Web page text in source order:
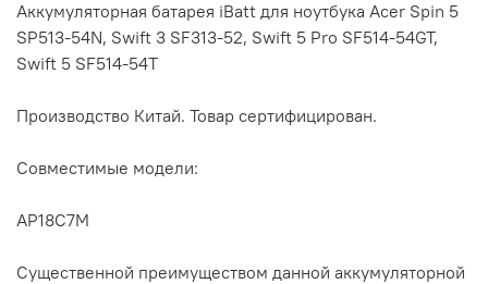
Аккумуляторная батарея iBatt для ноутбука Acer Spin 5
SP513-54N, Swift 3 SF313-52, Swift 5 Pro SF514-54GT,
Swift 5 SF514-54T
Производство Китай. Товар сертифицирован.
Совместимые модели:
AP18C7M
Существенной преимуществом данной аккумуляторной